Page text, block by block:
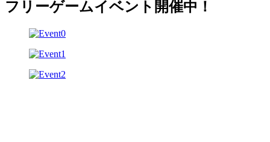
フリーゲームイベント開催中！